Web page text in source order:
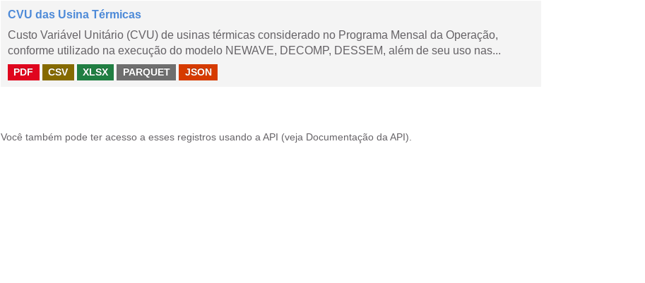
CVU das Usina Térmicas
Custo Variável Unitário (CVU) de usinas térmicas considerado no Programa Mensal da Operação,
conforme utilizado na execução do modelo NEWAVE, DECOMP, DESSEM, além de seu uso nas...
PDF CSV XLSX PARQUET JSON
Você também pode ter acesso a esses registros usando a API (veja Documentação da API ).